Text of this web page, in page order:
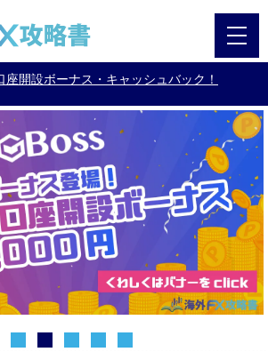
座開設ボーナス・キャッシュバック！